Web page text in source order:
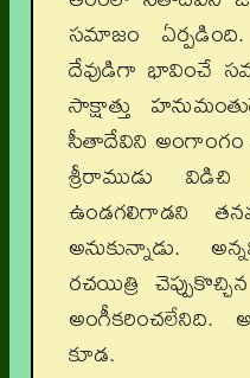
సమాజం
దేవుడిగా భావించే
సాక్షాత్తు
సీతాదేవిని అంగాంగం
శ్రీరాముడు
ఉండగలిగాడని
అనుకున్నాడు.
రచయిత్రి
అంగీకరించలేనిది.
కూడ.